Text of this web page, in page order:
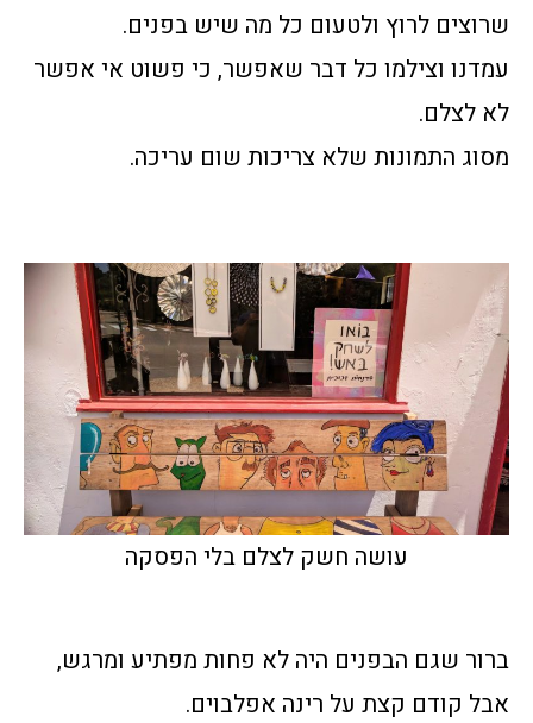
שרוצים לרוץ ולטעום כל מה שיש בפנים.
עמדנו וצילמו כל דבר שאפשר, כי פשוט אי אפשר
לא לצלם.
מסוג התמונות שלא צריכות שום עריכה.
עושה חשק לצלם בלי הפסקה
ברור שגם הבפנים היה לא פחות מפתיע ומרגש,
אבל קודם קצת על רינה אפלבוים.